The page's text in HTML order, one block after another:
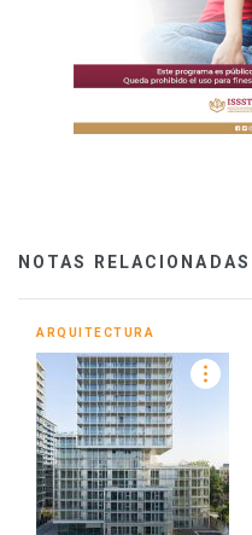
NOTAS RELACIONADAS
ARQUITECTURA